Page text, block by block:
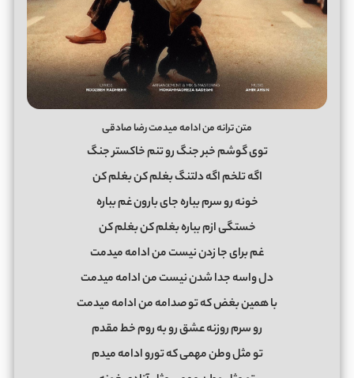
متن ترانه من ادامه میدمت رضا صادقی
توی گوشم خبر جنگ رو تنم خاکستر جنگ
اگه تلخم اگه دلتنگ بغلم کن بغلم کن
خونه رو سرم بباره جای بارون غم بباره
خستگی ازم بباره بغلم کن بغلم کن
غم برای جا زدن نیست من ادامه میدمت
دل واسه جدا شدن نیست من ادامه میدمت
با همین بغض که تو صدامه من ادامه میدمت
رو سرم روزنه عشق رو به روم خط مقدم
تو مثل وطن مهمی که تورو ادامه میدم